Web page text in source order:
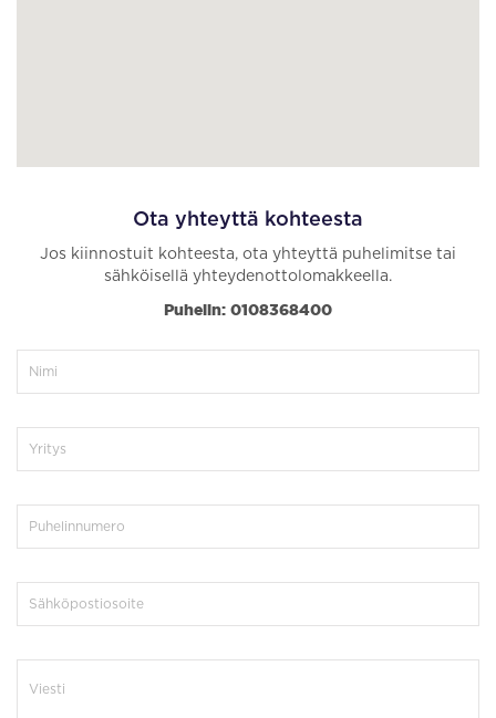
Ota yhteyttä kohteesta
Jos kiinnostuit kohteesta, ota yhteyttä puhelimitse tai
sähköisellä yhteydenottolomakkeella.
Puhelin: 0108368400